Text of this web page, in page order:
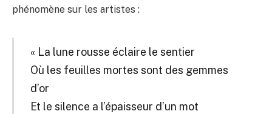
phénomène sur les artistes :
« La lune rousse éclaire le sentier
Où les feuilles mortes sont des gemmes
d’or
Et le silence a l’épaisseur d’un mot